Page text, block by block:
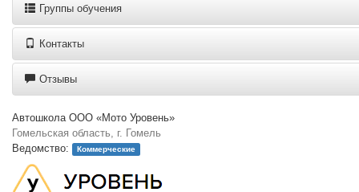
Группы обучения
Контакты
Отзывы
Автошкола ООО «Мото Уровень»
Гомельская область, г. Гомель
Ведомство:
Коммерческие